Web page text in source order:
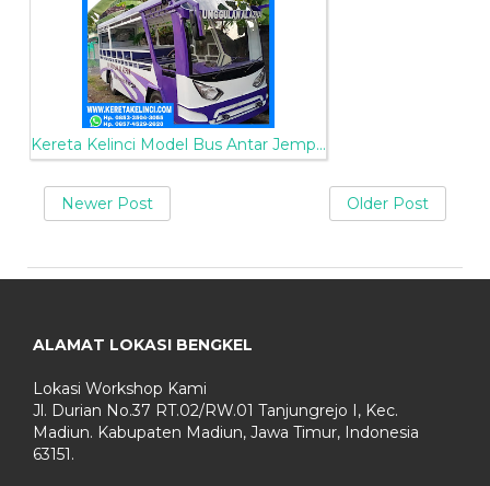
Kereta Kelinci Model Bus Antar Jemp...
Newer Post Older Post
ALAMAT LOKASI BENGKEL
Lokasi Workshop Kami
Jl. Durian No.37 RT.02/RW.01 Tanjungrejo I, Kec.
Madiun. Kabupaten Madiun, Jawa Timur, Indonesia
63151.